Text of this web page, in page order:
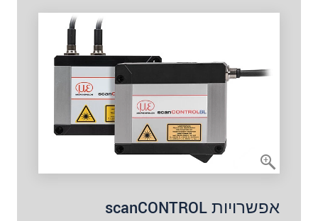
אפשרויות scanCONTROL